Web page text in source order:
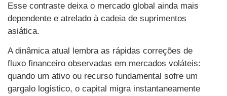
Esse contraste deixa o mercado global ainda mais
dependente e atrelado à cadeia de suprimentos
asiática.
A dinâmica atual lembra as rápidas correções de
fluxo financeiro observadas em mercados voláteis:
quando um ativo ou recurso fundamental sofre um
gargalo logístico, o capital migra instantaneamente